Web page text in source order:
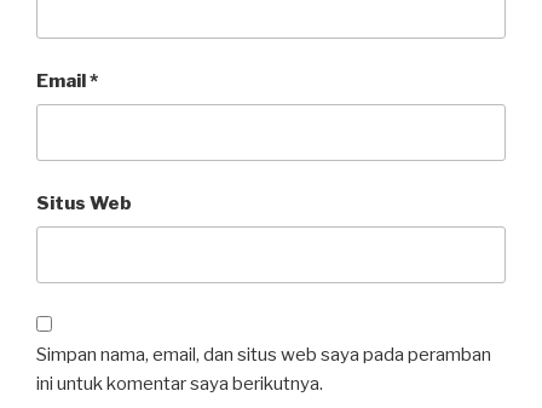
Email*
Situs Web
Simpan nama, email, dan situs web saya pada peramban
ini untuk komentar saya berikutnya.